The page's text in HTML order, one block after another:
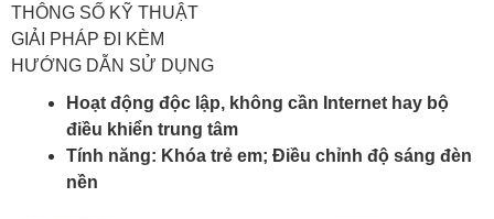
THÔNG SỐ KỸ THUẬT
GIẢI PHÁP ĐI KÈM
HƯỚNG DẪN SỬ DỤNG
Hoạt động độc lập, không cần Internet hay bộ
điều khiển trung tâm
Tính năng: Khóa trẻ em; Điều chỉnh độ sáng đèn
nền